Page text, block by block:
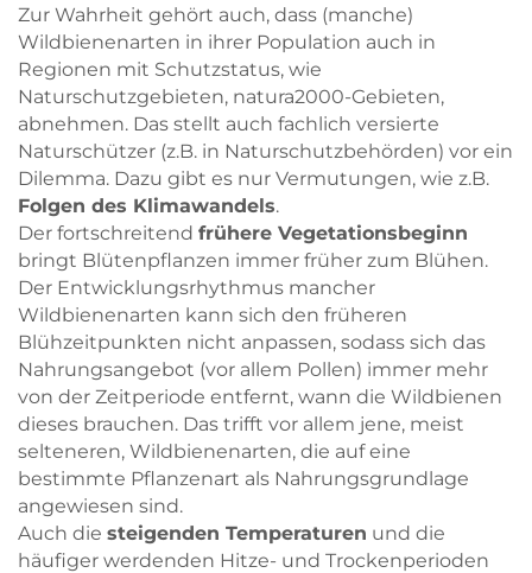
Zur Wahrheit gehört auch, dass (manche)
Wildbienenarten in ihrer Population auch in
Regionen mit Schutzstatus, wie
Naturschutzgebieten, natura2000-Gebieten,
abnehmen. Das stellt auch fachlich versierte
Naturschützer (z.B. in Naturschutzbehörden) vor ein
Dilemma. Dazu gibt es nur Vermutungen, wie z.B.
Folgen des Klimawandels.
Der fortschreitend frühere Vegetationsbeginn
bringt Blütenpflanzen immer früher zum Blühen.
Der Entwicklungsrhythmus mancher
Wildbienenarten kann sich den früheren
Blühzeitpunkten nicht anpassen, sodass sich das
Nahrungsangebot (vor allem Pollen) immer mehr
von der Zeitperiode entfernt, wann die Wildbienen
dieses brauchen. Das trifft vor allem jene, meist
selteneren, Wildbienenarten, die auf eine
bestimmte Pflanzenart als Nahrungsgrundlage
angewiesen sind.
Auch die steigenden Temperaturen und die
häufiger werdenden Hitze- und Trockenperioden